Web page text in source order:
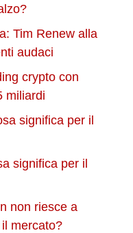
Tim Renew alla
audaci
crypto con
miliardi
significa per il
significa per il
non riesce a
mercato?